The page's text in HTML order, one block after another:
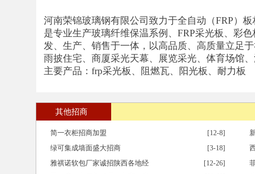
河南荣锦玻璃钢有限公司致力于全自动（FRP）
是专业生产玻璃纤维保温系例、 FRP采光板、彩色
发、生产、销售于一体，以高品质、高质量立足
雨披住宅、商厦采光天幕、展览采光、体育场馆
主要产品： frp采光板、阻燃瓦、阳光板、耐力板
其他招商
简一衣柜招商加盟 [12-8]
绿可集成墙面盛大招商
[3-18]
雅祺诺软包厂家诚招陕西各地经
[12-26]